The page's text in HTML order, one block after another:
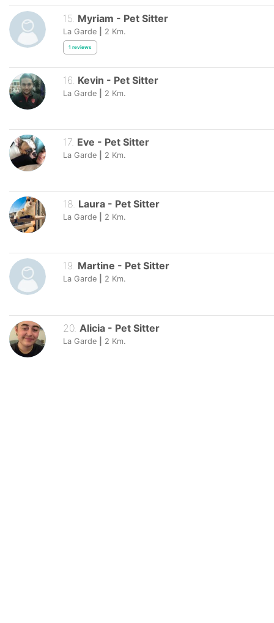
15 Myriam - Pet Sitter
La Garde 2 Km.
1 reviews
16 Kevin - Pet Sitter
La Garde 2 Km.
17. Eve - Pet Sitter
La Garde 2 Km.
18. Laura - Pet Sitter
La Garde 2 Km.
19. Martine - Pet Sitter
La Garde 2 Km.
20. Alicia - Pet Sitter
La Garde 2 Km.